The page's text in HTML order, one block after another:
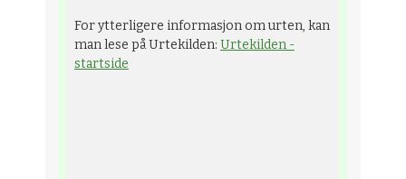
For ytterligere informasjon om urten, kan
man lese på Urtekilden: Urtekilden -
startside